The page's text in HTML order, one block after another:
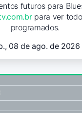
futuros para
para ver
programados.
08 de ago. de 2026